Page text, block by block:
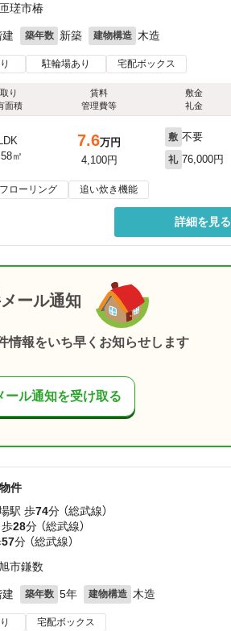
瑳市椿
建 築年数 新築 建物構造 木造
駐輪場あり 宅配ボックス
り
面積
賃料
管理費等
敷金
礼金
㎡
7.6万円
4,100円
敷 不要
礼 76,000円
フローリング 追い炊き機能
詳細を見る
ール通知
情報をいち早くお知らせします
ール通知を受け取る
件
駅 歩74分 （総武線）
28分 （総武線）
57分 （総武線）
市鎌数
建 築年数 5年 建物構造 木造
宅配ボックス